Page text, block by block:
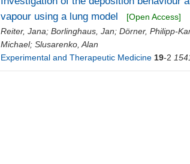
vapour using a lung model
[Open Access]
Reiter, Jana;Borlinghaus, Jan;Dörner, Philipp-
Michael;Slusarenko, Alan
Experimental and Therapeutic Medicine 19-2